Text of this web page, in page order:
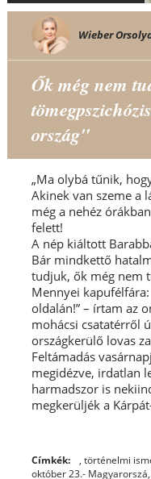
Wieber
Ők még nem
ország"
„Ma olybá tűnik,
Akinek van szeme a
még a nehéz
felett!
A nép kiáltott
Bár mindkettő
tudjuk, ők még nem
Mennyei
oldalán!” – írtam az
mohácsi csatatérről
országkerülő lovas
Feltámadás
megidézve, irdatlan
harmadszor is
megkerüljék a
Címkék: , történelmi
október 23.- Magyarorszá,